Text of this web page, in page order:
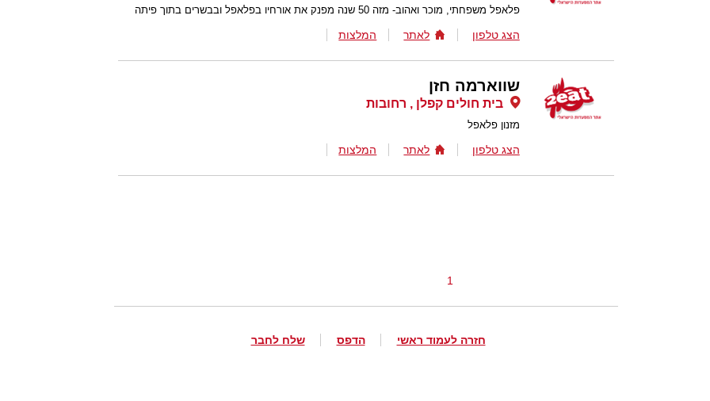
פלאפל משפחתי, מוכר ואהוב- מזה 50 שנה מפנק את אורחיו בפלאפל ובבשרים בתוך פיתה
הצג טלפון לאתר המלצות
שווארמה חזן
בית חולים קפלן , רחובות
מזנון פלאפל
הצג טלפון לאתר המלצות
1
חזרה לעמוד ראשי הדפס שלח לחבר